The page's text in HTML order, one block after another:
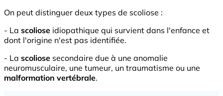
On peut distinguer deux types de scoliose :
- La scoliose idiopathique qui survient dans l'enfance et
dont l'origine n'est pas identifiée.
- La scoliose secondaire due à une anomalie
neuromusculaire, une tumeur, un traumatisme ou une
malformation vertébrale.